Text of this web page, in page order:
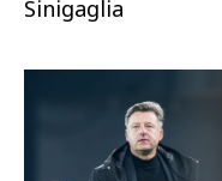
Sinigaglia